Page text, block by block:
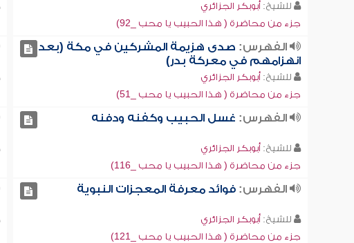
للشيخ: أبوبكر الجزائري
جزء من محاضرة ( هذا الحبيب يا محب _92)
الفهرس: صدى هزيمة المشركين في مكة (بعد
انهزامهم في معركة بدر)
للشيخ: أبوبكر الجزائري
جزء من محاضرة ( هذا الحبيب يا محب _51)
الفهرس: غسل الحبيب وكفنه ودفنه
للشيخ: أبوبكر الجزائري
جزء من محاضرة ( هذا الحبيب يا محب _116)
الفهرس:فوائد معرفة المعجزات النبوية
للشيخ: أبوبكر الجزائري
جزء من محاضرة ( هذا الحبيب يا محب _121)